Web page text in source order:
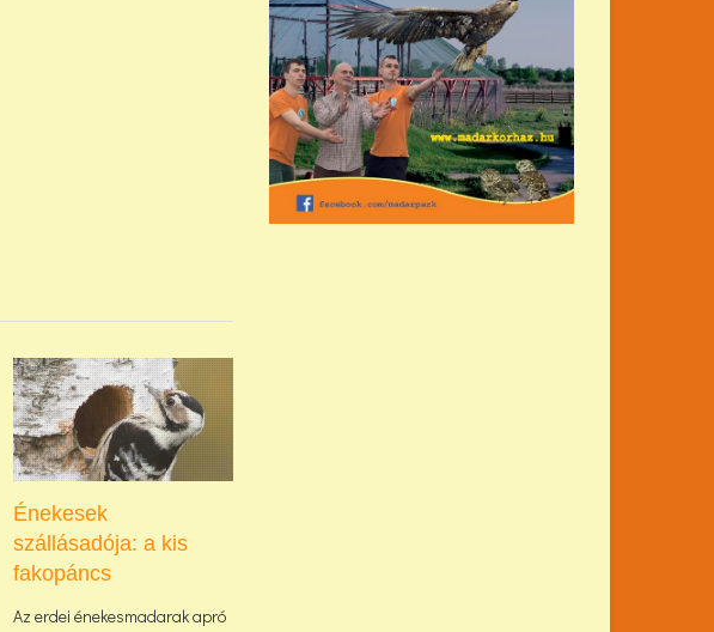
Énekesek
szállásadója: a kis
fakopáncs
Az erdei énekesmadarak apró